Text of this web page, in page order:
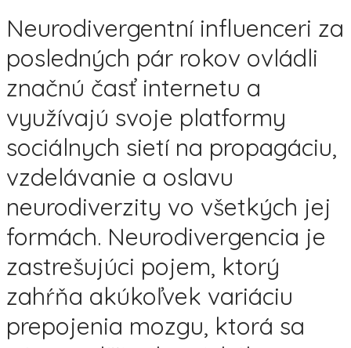
Neurodivergentní influenceri za
posledných pár rokov ovládli
značnú časť internetu a
využívajú svoje platformy
sociálnych sietí na propagáciu,
vzdelávanie a oslavu
neurodiverzity vo všetkých jej
formách. Neurodivergencia je
zastrešujúci pojem, ktorý
zahŕňa akúkoľvek variáciu
prepojenia mozgu, ktorá sa